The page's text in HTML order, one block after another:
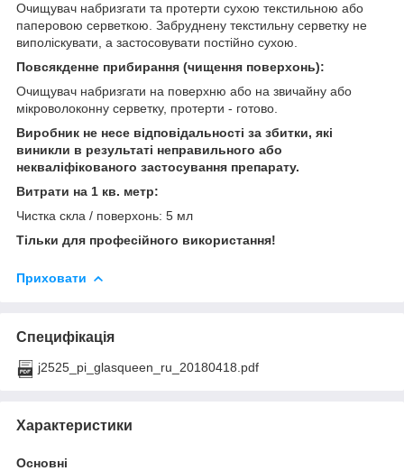
Очищувач набризгати та протерти сухою текстильною або
паперовою серветкою. Забруднену текстильну серветку не
виполіскувати, а застосовувати постійно сухою.
Повсякденне прибирання (чищення поверхонь):
Очищувач набризгати на поверхню або на звичайну або
мікроволоконну серветку, протерти - готово.
Виробник не несе відповідальності за збитки, які
виникли в результаті неправильного або
некваліфікованого застосування препарату.
Витрати на 1 кв. метр:
Чистка скла / поверхонь: 5 мл
Тільки для професійного використання!
Приховати
Специфікація
j2525_pi_glasqueen_ru_20180418.pdf
Характеристики
Основні